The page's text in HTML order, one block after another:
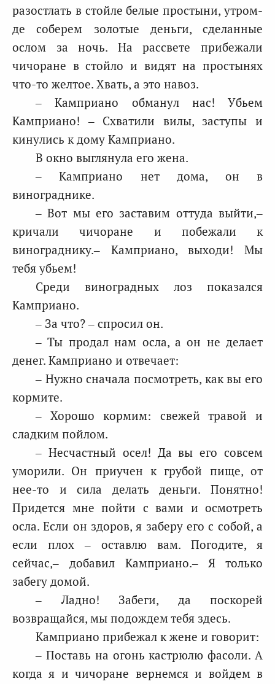
разостлать в стойле белые простыни, утром-
де соберем золотые деньги, сделанные
ослом за ночь. На рассвете прибежали
чичоране в стойло и видят на простынях
что-то желтое. Хвать, а это навоз.
– Камприано обманул нас! Убьем
Камприано! – Схватили вилы, заступы и
кинулись к дому Камприано.
В окно выглянула его жена.
– Камприано нет дома, он в
винограднике.
– Вот мы его заставим оттуда выйти,–
кричали чичоране и побежали к
винограднику.– Камприано, выходи! Мы
тебя убьем!
Среди виноградных лоз показался
Камприано.
– За что? – спросил он.
– Ты продал нам осла, а он не делает
денег. Камприано и отвечает:
– Нужно сначала посмотреть, как вы его
кормите.
– Хорошо кормим: свежей травой и
сладким пойлом.
– Несчастный осел! Да вы его совсем
уморили. Он приучен к грубой пище, от
нее-то и сила делать деньги. Понятно!
Придется мне пойти с вами и осмотреть
осла. Если он здоров, я заберу его с собой, а
если плох – оставлю вам. Погодите, я
сейчас,– добавил Камприано.– Я только
забегу домой.
– Ладно! Забеги, да поскорей
возвращайся, мы подождем тебя здесь.
Камприано прибежал к жене и говорит:
– Поставь на огонь кастрюлю фасоли. А
когда я и чичоране вернемся и войдем в